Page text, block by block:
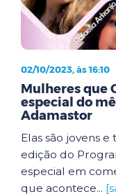
02/10/2023, às 16:10
Mulheres que
especial do
Adamastor
Elas são jovens
edição do
especial em
que acontece...